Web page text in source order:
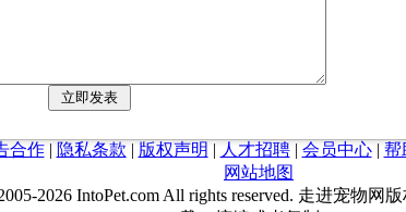
合作| 隐私条款 | 版权声明 | 人才招聘| 会员中心| 帮
网站地图
2026 IntoPet.com All rights reserved. 走进宠物网